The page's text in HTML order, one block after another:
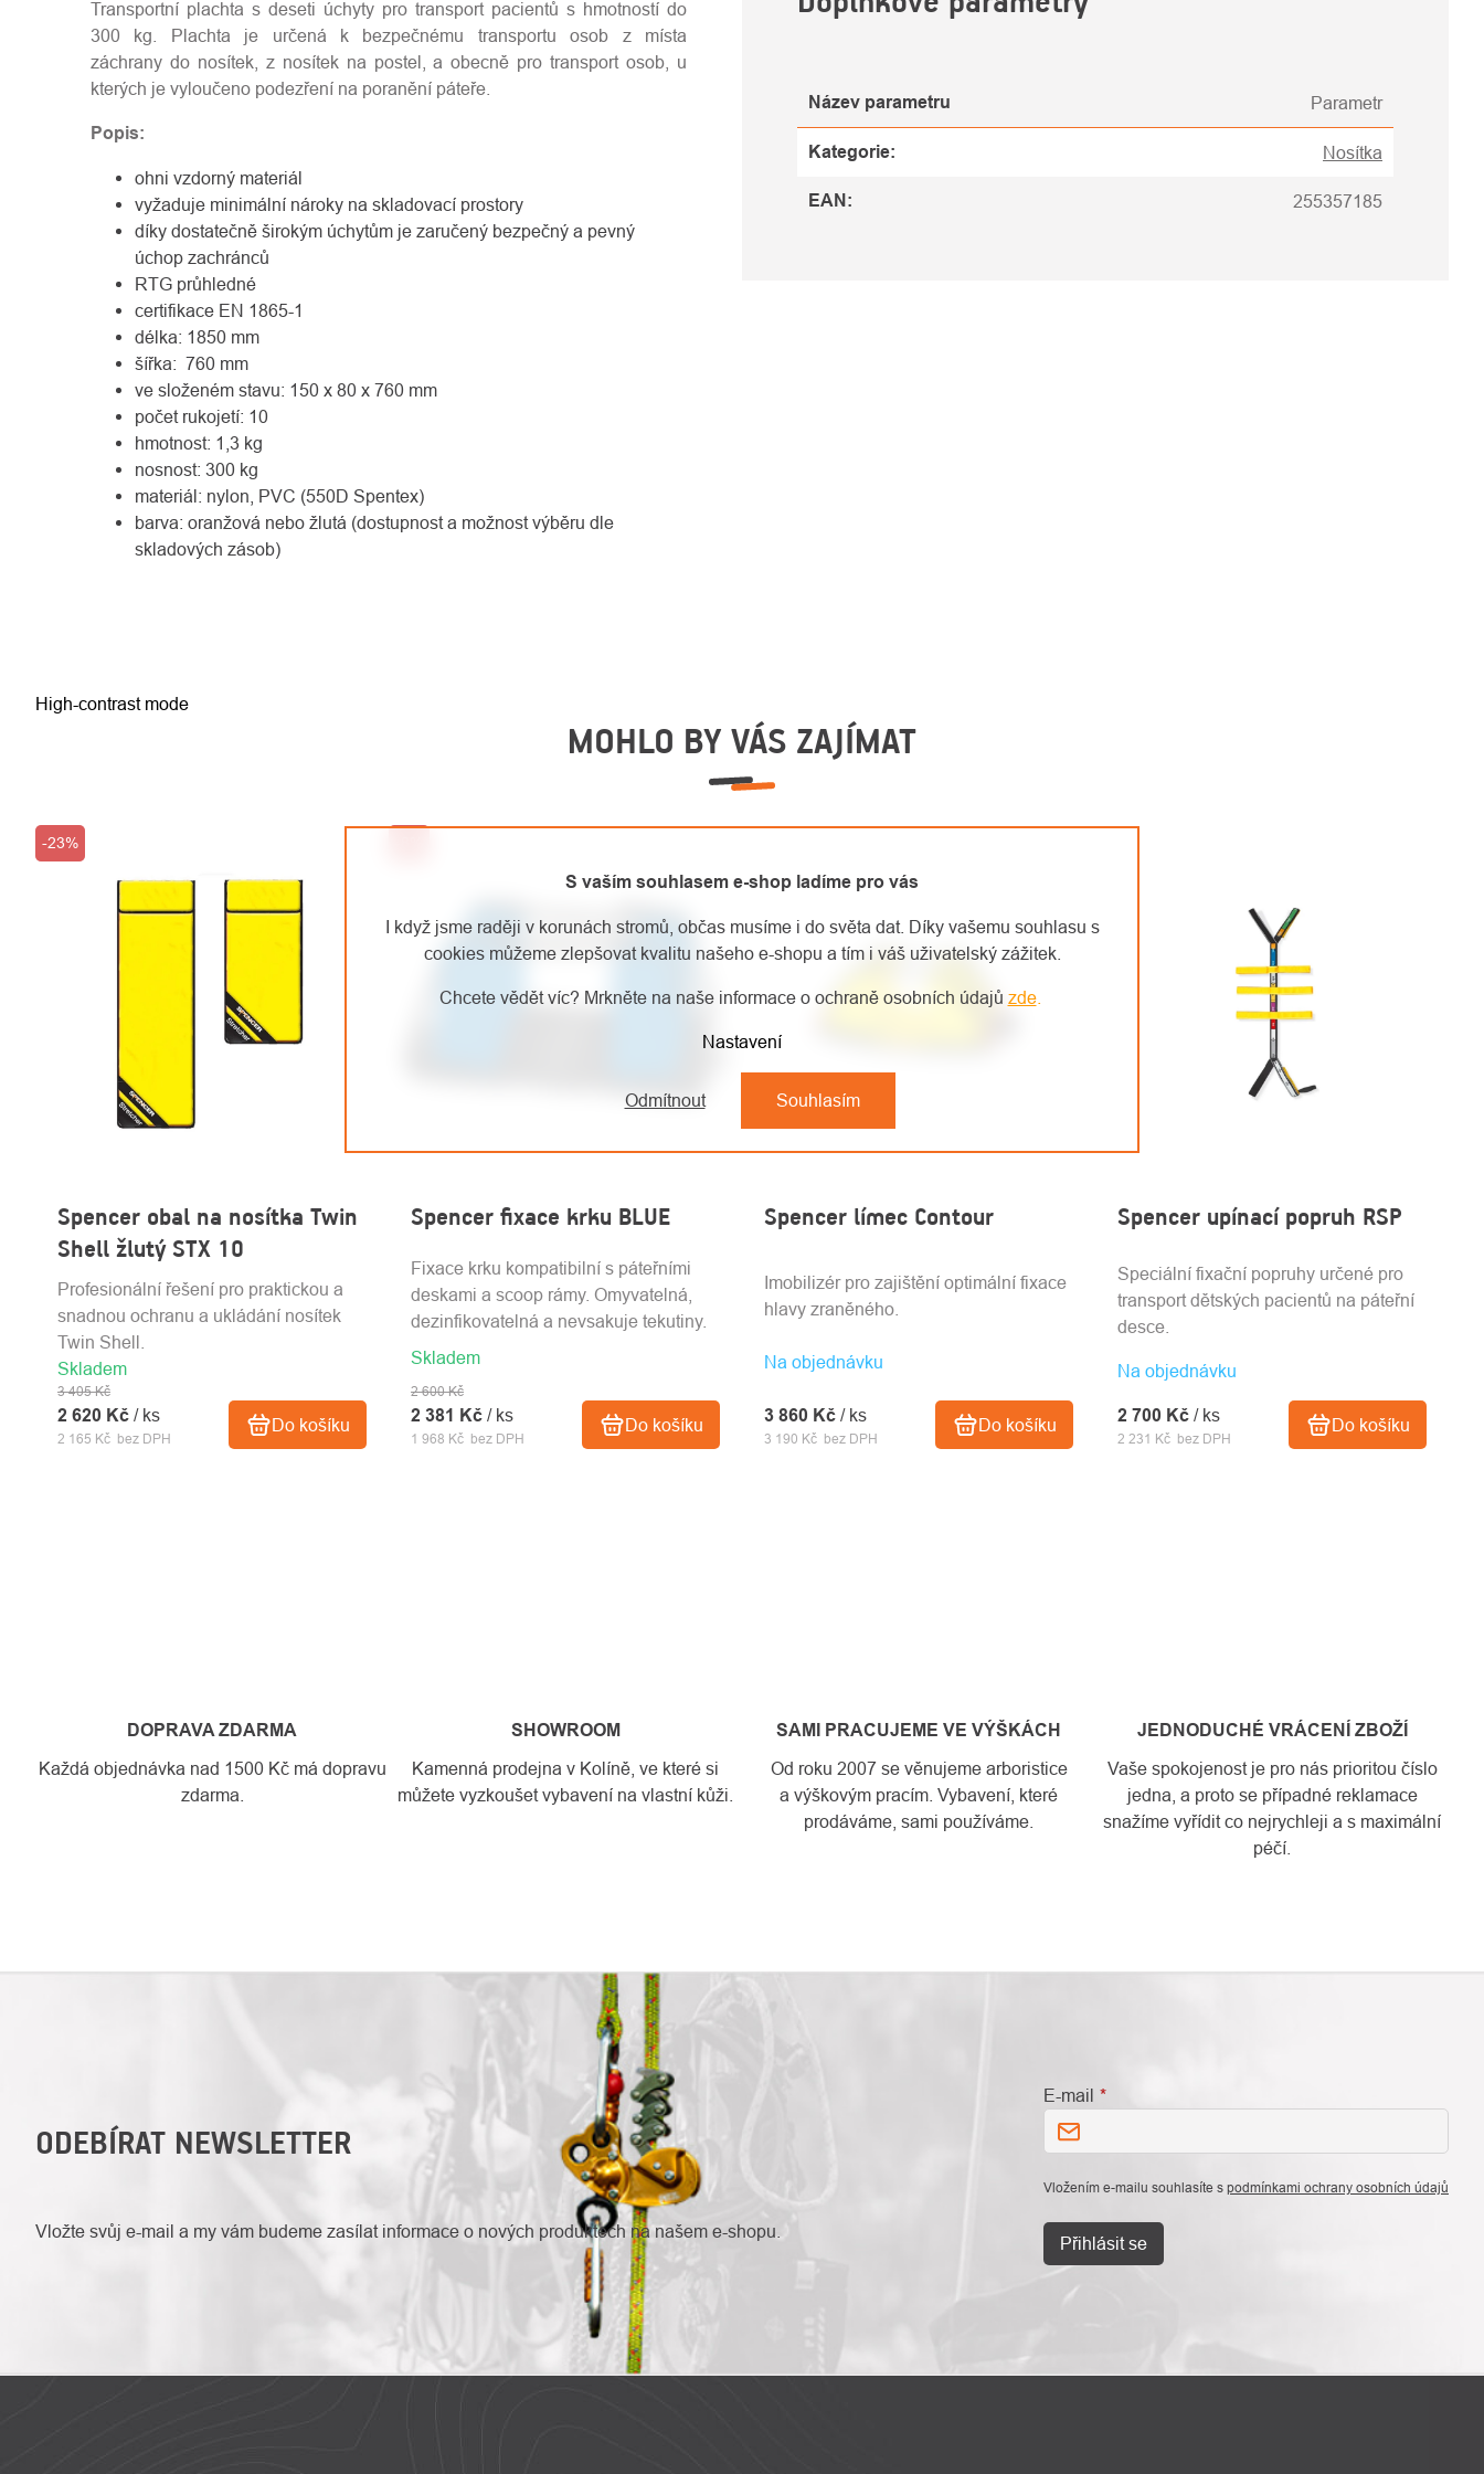
S vaším souhlasem e-shop ladíme pro vás
I když jsme raději v korunách stromů, občas musíme i do světa dat. Díky vašemu souhlasu s
cookies můžeme zlepšovat kvalitu našeho e-shopu a tím i váš uživatelský zážitek.
Chcete vědět víc? Mrkněte na naše informace o ochraně osobních údajů zde.
Nastavení
Odmítnout Souhlasím
Transportní plachta s deseti úchyty pro transport pacientů s hmotností do
300 kg. Plachta je určená k bezpečnému transportu osob z místa
záchrany do nosítek, z nosítek na postel, a obecně pro transport osob, u
kterých je vyloučeno podezření na poranění páteře.
Popis:
ohni vzdorný materiál
vyžaduje minimální nároky na skladovací prostory
díky dostatečně širokým úchytům je zaručený bezpečný a pevný
úchop zachránců
RTG průhledné
certifikace EN 1865-1
délka: 1850 mm
šířka: 760 mm
ve složeném stavu: 150 x 80 x 760 mm
počet rukojetí: 10
hmotnost: 1,3 kg
nosnost: 300 kg
materiál: nylon, PVC (550D Spentex)
barva: oranžová nebo žlutá (dostupnost a možnost výběru dle
skladových zásob)
Název parametru Parametr
Kategorie: Nosítka
EAN: 255357185
High-contrast mode
MOHLO BY VÁS ZAJÍMAT
-23%
Spencer obal na nosítka Twin
Shell žlutý STX 10
Skladem
2 165 Kč bez DPH
3 405 Kč
2 620 Kč / ks Do košíku
Profesionální řešení pro praktickou a
snadnou ochranu a ukládání nosítek
Twin Shell.
Spencer fixace krku BLUE
Skladem
1 968 Kč bez DPH
2 600 Kč
2 381 Kč / ks Do košíku
Fixace krku kompatibilní s páteřními
deskami a scoop rámy. Omyvatelná,
dezinfikovatelná a nevsakuje tekutiny.
Spencer límec Contour
Na objednávku
3 190 Kč bez DPH
3 860 Kč / ks Do košíku
Imobilizér pro zajištění optimální fixace
hlavy zraněného.
Spencer upínací popruh RSP
Na objednávku
2 231 Kč bez DPH
2 700 Kč / ks Do košíku
Speciální fixační popruhy určené pro
transport dětských pacientů na páteřní
desce.
DOPRAVA ZDARMA
Každá objednávka nad 1500 Kč má dopravu
zdarma.
SHOWROOM
Kamenná prodejna v Kolíně, ve které si
můžete vyzkoušet vybavení na vlastní kůži.
SAMI PRACUJEME VE VÝŠKÁCH
Od roku 2007 se věnujeme arboristice
a výškovým pracím. Vybavení, které
prodáváme, sami používáme.
JEDNODUCHÉ VRÁCENÍ ZBOŽÍ
Vaše spokojenost je pro nás prioritou číslo
jedna, a proto se případné reklamace
snažíme vyřídit co nejrychleji a s maximální
péčí.
ODEBÍRAT NEWSLETTER
Vložte svůj e-mail a my vám budeme zasílat informace o nových produktech na našem e-shopu.
E-mail
Vložením e-mailu souhlasíte s podmínkami ochrany osobních údajů
Přihlásit se